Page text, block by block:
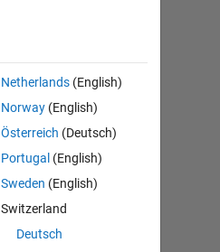
Netherlands(English)
Norway(English)
Österreich (Deutsch)
Portugal (English)
Sweden (English)
Switzerland
Deutsch